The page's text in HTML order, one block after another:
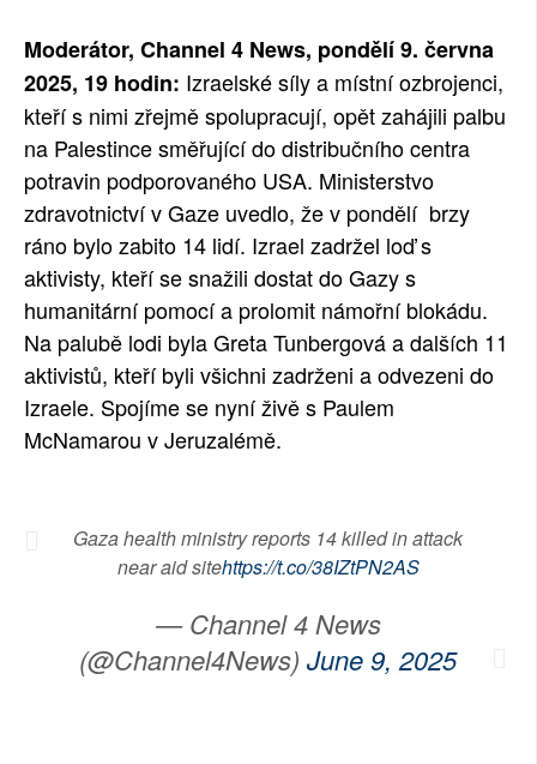
Moderátor, Channel 4 News, pondělí 9. června
2025, 19 hodin: Izraelské síly a místní ozbrojenci,
kteří s nimi zřejmě spolupracují, opět zahájili palbu
na Palestince směřující do distribučního centra
potravin podporovaného USA. Ministerstvo
zdravotnictví v Gaze uvedlo, že v pondělí brzy
ráno bylo zabito 14 lidí. Izrael zadržel loď s
aktivisty, kteří se snažili dostat do Gazy s
humanitární pomocí a prolomit námořní blokádu.
Na palubě lodi byla Greta Tunbergová a dalších 11
aktivistů, kteří byli všichni zadrženi a odvezeni do
Izraele. Spojíme se nyní živě s Paulem
McNamarou v Jeruzalémě.
Gaza health ministry reports 14 killed in attack
near aid sitehttps://t.co/38IZtPN2AS
— Channel 4 News
(@Channel4News) June 9, 2025